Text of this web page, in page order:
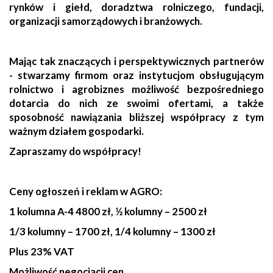
rynków i giełd, doradztwa rolniczego, fundacji,
organizacji samorządowych i branżowych.
Mając tak znaczących i perspektywicznych partnerów
- stwarzamy firmom oraz instytucjom obsługującym
rolnictwo i agrobiznes możliwość bezpośredniego
dotarcia do nich ze swoimi ofertami, a także
sposobność nawiązania bliższej współpracy z tym
ważnym działem gospodarki.
Zapraszamy do współpracy!
Ceny ogłoszeń i reklam w AGRO:
1 kolumna A-4 4800 zł, ½ kolumny – 2500 zł
1/3 kolumny – 1700 zł, 1/4 kolumny – 1300 zł
Plus 23% VAT